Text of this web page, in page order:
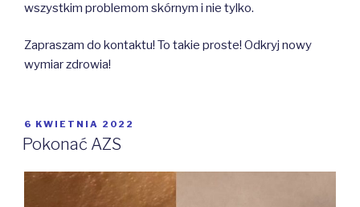
wszystkim problemom skórnym i nie tylko.
Zapraszam do kontaktu! To takie proste! Odkryj nowy
wymiar zdrowia!
OPUBLIKOWANE
W
6 KWIETNIA 2022
Pokonać AZS